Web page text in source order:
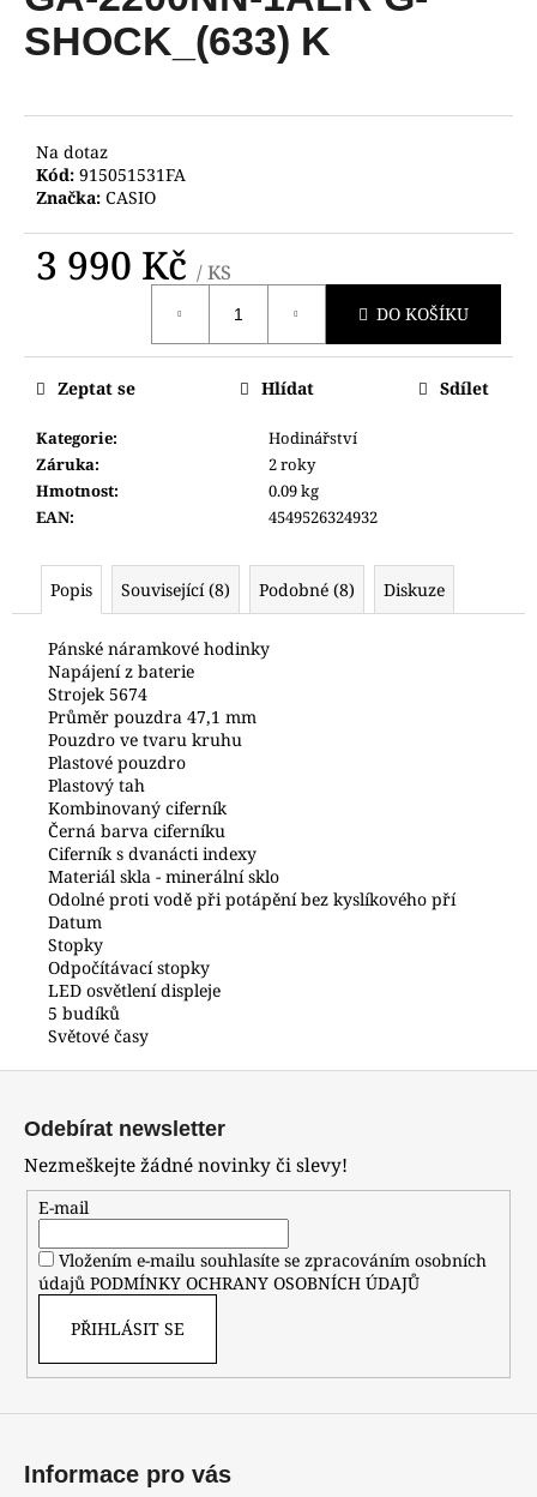
0,0
z
SHOCK_(633) K
Na dotaz
Kód: 915051531FA
Značka: CASIO
3 990 Kč / KS
DO KOŠÍKU
Kategorie:
Hodinářství
Záruka:
2 roky
Hmotnost:
0.09 kg
EAN: 4549526324932
Zeptat se Hlídat Sdílet
Popis Související (8) Podobné (8) Diskuze
Pánské náramkové hodinky
Napájení z baterie
Strojek 5674
Průměr pouzdra 47,1 mm
Pouzdro ve tvaru kruhu
Plastové pouzdro
Plastový tah
Kombinovaný ciferník
Černá barva ciferníku
Ciferník s dvanácti indexy
Materiál skla - minerální sklo
Odolné proti vodě při potápění bez kyslíkového pří
Datum
Stopky
Odpočítávací stopky
LED osvětlení displeje
5 budíků
Světové časy
a
j
t
?
HLEDAT
D
p
o
u
e
HODINKY
ORIENT
RABA006B30B24
990
Kč
Odebírat newsletter
Nezmeškejte žádné novinky či slevy!
E-mail
Vložením e-mailu souhlasíte se zpracováním osobních
údajů PODMÍNKY OCHRANY OSOBNÍCH ÚDAJŮ
PŘIHLÁSIT SE
Informace pro vás